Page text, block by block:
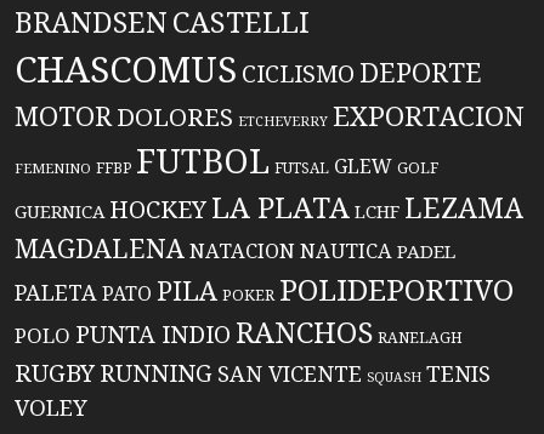
BRANDSENCASTELLI
CHASCOMUS CICLISMO DEPORTE
MOTORDOLORES ETCHEVERRY EXPORTACION
FEMENINO FFBP FUTBOL FUTSAL GLEW GOLF
GUERNICA HOCKEYLA PLATA LCHF LEZAMA
MAGDALENANATACIONNAUTICA PADEL
PALETA PATO PILA POKER POLIDEPORTIVO
POLO PUNTA INDIO RANCHOS RANELAGH
RUGBYRUNNING SAN VICENTE SQUASH TENIS
VOLEY